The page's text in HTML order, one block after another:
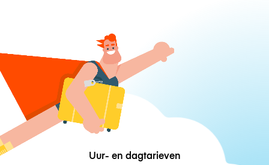
Uur- en dagtarieven